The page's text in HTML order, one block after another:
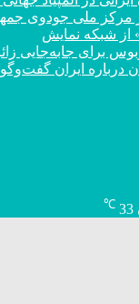
از مرکز ملی جودوی
از شبکه نمایش
درباره ایران
33
℃